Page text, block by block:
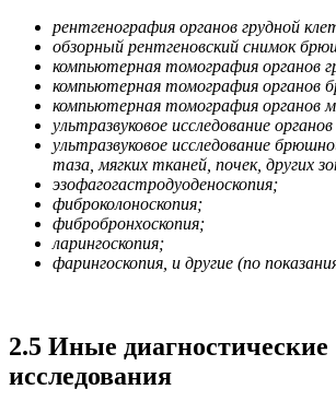
рентгенография органов грудной
обзорный рентгеновский снимок
компьютерная томография органов
компьютерная томография органов
компьютерная томография органов
ультразвуковое исследование
ультразвуковое исследование
таза, мягких тканей, почек, других
эзофагогастродуоденоскопия;
фиброколоноскопия;
фибробронхоскопия;
ларингоскопия;
фарингоскопия, и другие (по
2.5 Иные диагностические
исследования